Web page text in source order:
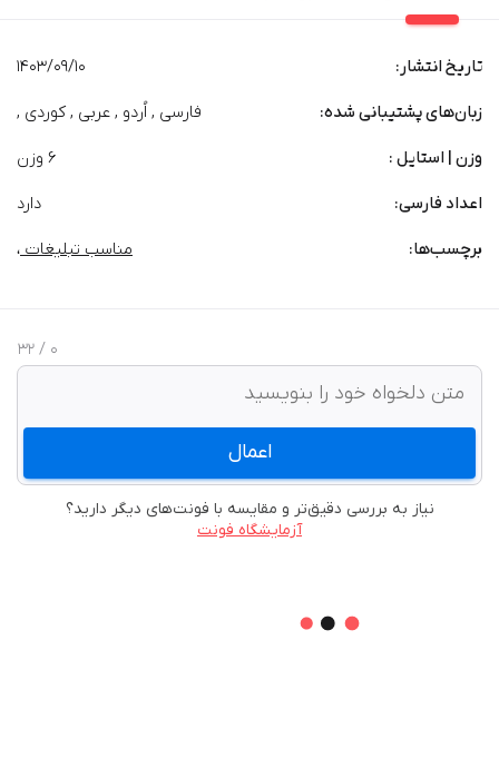
تاریخ انتشار: 1403/09/10
زبان‌های پشتیبانی شده: فارسی , اُردو , عربی , کوردی ,
وزن | استایل : 6 وزن
اعداد فارسی: دارد
برچسب‌‌ها: مناسب تبلیغات ،
0
/ 32
اعمال
نیاز به بررسی دقیق‌تر و مقایسه با فونت‌های دیگر دارید؟
آزمایشگاه فونت